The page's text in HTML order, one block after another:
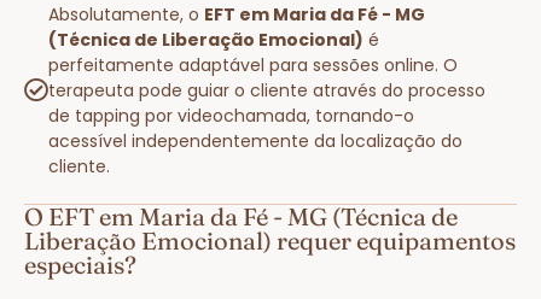
Absolutamente, o EFT em Maria da Fé - MG
(Técnica de Liberação Emocional) é
perfeitamente adaptável para sessões online. O
terapeuta pode guiar o cliente através do processo
de tapping por videochamada, tornando-o
acessível independentemente da localização do
cliente.
O EFT em Maria da Fé - MG (Técnica de
Liberação Emocional) requer equipamentos
especiais?